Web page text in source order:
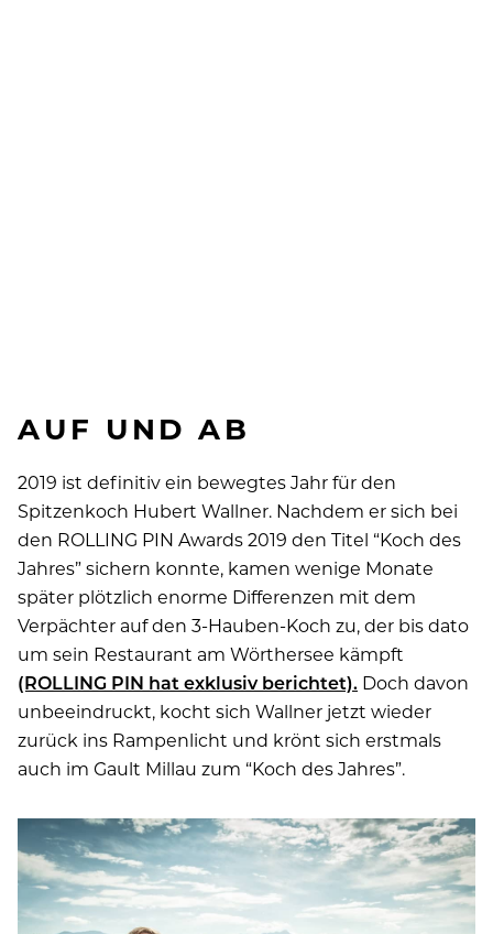
AUF UND AB
2019 ist definitiv ein bewegtes Jahr für den
Spitzenkoch Hubert Wallner. Nachdem er sich bei
den ROLLING PIN Awards 2019 den Titel “Koch des
Jahres” sichern konnte, kamen wenige Monate
später plötzlich enorme Differenzen mit dem
Verpächter auf den 3-Hauben-Koch zu, der bis dato
um sein Restaurant am Wörthersee kämpft
(ROLLING PIN hat exklusiv berichtet). Doch davon
unbeeindruckt, kocht sich Wallner jetzt wieder
zurück ins Rampenlicht und krönt sich erstmals
auch im Gault Millau zum “Koch des Jahres”.